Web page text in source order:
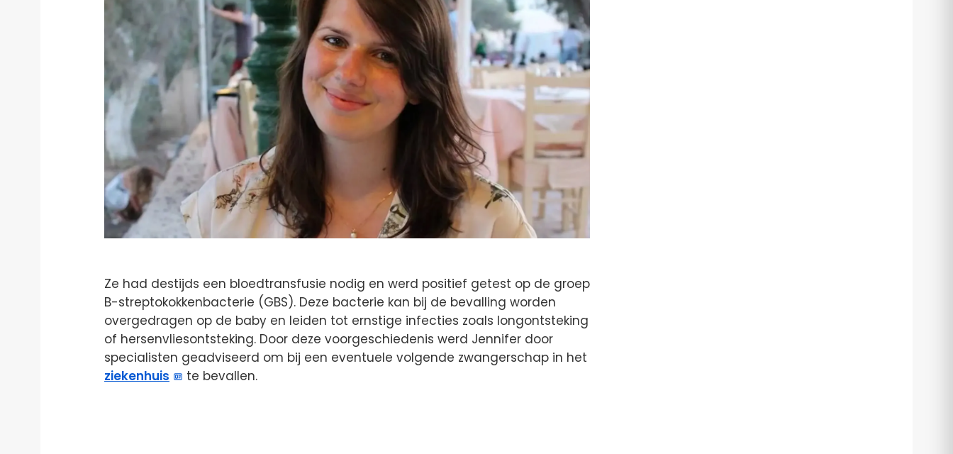
Ze had destijds een bloedtransfusie nodig en werd positief getest op de groep
B-streptokokkenbacterie (GBS). Deze bacterie kan bij de bevalling worden
overgedragen op de baby en leiden tot ernstige infecties zoals longontsteking
of hersenvliesontsteking. Door deze voorgeschiedenis werd Jennifer door
specialisten geadviseerd om bij een eventuele volgende zwangerschap in het
ziekenhuis
te bevallen.